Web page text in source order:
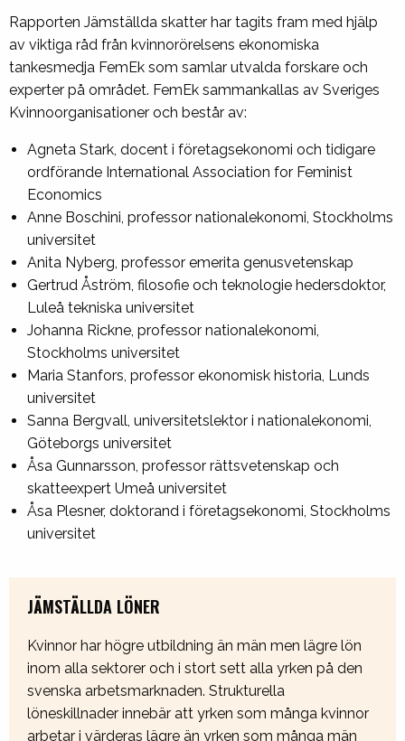
Rapporten Jämställda skatter har tagits fram med hjälp
av viktiga råd från kvinnorörelsens ekonomiska
tankesmedja FemEk som samlar utvalda forskare och
experter på området. FemEk sammankallas av Sveriges
Kvinnoorganisationer och består av:
Agneta Stark, docent i företagsekonomi och tidigare
ordförande International Association for Feminist
Economics
Anne Boschini, professor nationalekonomi, Stockholms
universitet
Anita Nyberg, professor emerita genusvetenskap
Gertrud Åström, filosofie och teknologie hedersdoktor,
Luleå tekniska universitet
Johanna Rickne, professor nationalekonomi,
Stockholms universitet
Maria Stanfors, professor ekonomisk historia, Lunds
universitet
Sanna Bergvall, universitetslektor i nationalekonomi,
Göteborgs universitet
Åsa Gunnarsson, professor rättsvetenskap och
skatteexpert Umeå universitet
Åsa Plesner, doktorand i företagsekonomi, Stockholms
universitet
JÄMSTÄLLDA LÖNER
Kvinnor har högre utbildning än män men lägre lön
inom alla sektorer och i stort sett alla yrken på den
svenska arbetsmarknaden. Strukturella
löneskillnader innebär att yrken som många kvinnor
arbetar i värderas lägre än yrken som många män